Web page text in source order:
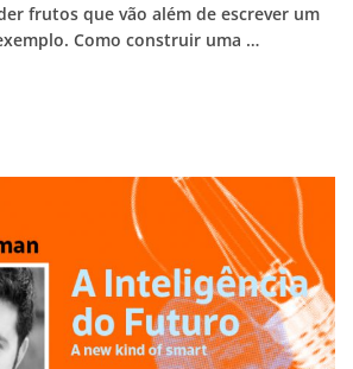
frutos que vão além de escrever um
Como construir uma …